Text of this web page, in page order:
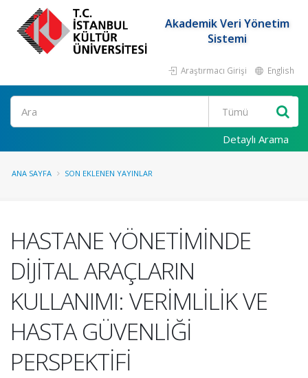
Akademik Veri Yönetim
Sistemi
Araştırmacı Girişi English
Ara
Detaylı Arama
ANA SAYFA SON EKLENEN YAYINLAR
HASTANE YÖNETİMİNDE
DİJİTAL ARAÇLARIN
KULLANIMI: VERİMLİLİK VE
HASTA GÜVENLİĞİ
PERSPEKTİFİ